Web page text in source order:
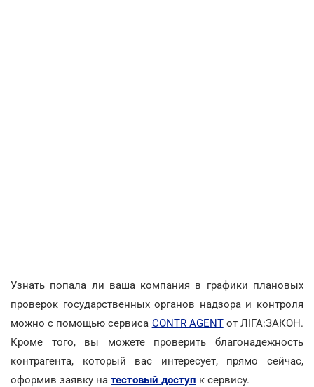
Узнать попала ли ваша компания в графики плановых
проверок государственных органов надзора и контроля
можно с помощью сервиса CONTR AGENTот ЛІГА:ЗАКОН.
Кроме того, вы можете проверить благонадежность
контрагента, который вас интересует, прямо сейчас,
оформив заявку на тестовый доступ к сервису.